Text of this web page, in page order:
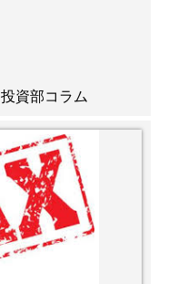
投資部コラム